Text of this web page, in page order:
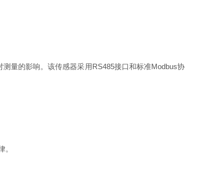
量的影响。该传感器采用RS485接口和标准Modbus协
。